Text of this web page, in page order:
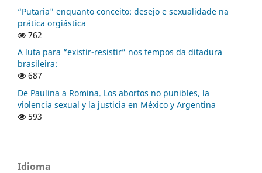
“Putaria" enquanto conceito: desejo e sexualidade na
prática orgiástica
762
A luta para “existir-resistir” nos tempos da ditadura
brasileira:
687
De Paulina a Romina. Los abortos no punibles, la
violencia sexual y la justicia en México y Argentina
593
Idioma